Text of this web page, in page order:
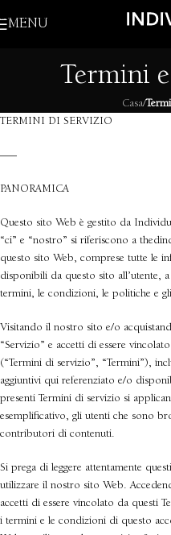
Skip to navigation
MENU
Termini
Casa/
TERMINI DI SERVIZIO
—–
PANORAMICA
Questo sito Web è gestito da
“ci” e “nostro” si riferiscono a
questo sito Web, comprese tutte le
disponibili da questo sito all’utente,
termini, le condizioni, le politiche e
Visitando il nostro sito e/o
“Servizio” e accetti di essere
(“Termini di servizio”, “Termini”),
aggiuntivi qui referenziato e/o
presenti Termini di servizio si
esemplificativo, gli utenti che sono
contributori di contenuti.
Si prega di leggere attentamente
utilizzare il nostro sito Web.
accetti di essere vincolato da questi
i termini e le condizioni di questo